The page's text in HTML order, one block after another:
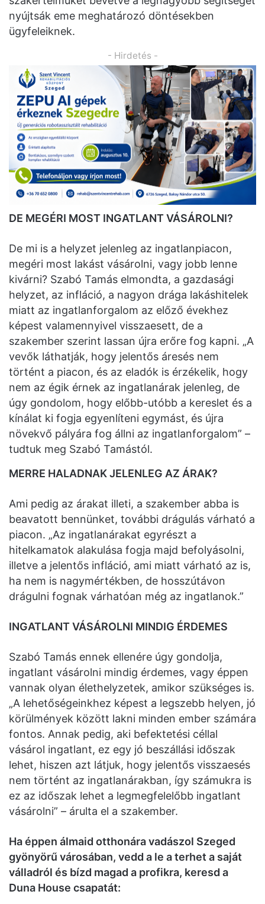
nyújtsák eme meghatározó döntésekben
ügyfeleiknek.
- Hirdetés -
DE MEGÉRI MOST INGATLANT VÁSÁROLNI?
De mi is a helyzet jelenleg az ingatlanpiacon,
megéri most lakást vásárolni, vagy jobb lenne
kivárni? Szabó Tamás elmondta, a gazdasági
helyzet, az infláció, a nagyon drága lakáshitelek
miatt az ingatlanforgalom az előző évekhez
képest valamennyivel visszaesett, de a
szakember szerint lassan újra erőre fog kapni. „A
vevők láthatják, hogy jelentős áresés nem
történt a piacon, és az eladók is érzékelik, hogy
nem az égik érnek az ingatlanárak jelenleg, de
úgy gondolom, hogy előbb-utóbb a kereslet és a
kínálat ki fogja egyenlíteni egymást, és újra
növekvő pályára fog állni az ingatlanforgalom” –
tudtuk meg Szabó Tamástól.
MERRE HALADNAK JELENLEG AZ ÁRAK?
Ami pedig az árakat illeti, a szakember abba is
beavatott bennünket, további drágulás várható a
piacon. „Az ingatlanárakat egyrészt a
hitelkamatok alakulása fogja majd befolyásolni,
illetve a jelentős infláció, ami miatt várható az is,
ha nem is nagymértékben, de hosszútávon
drágulni fognak várhatóan még az ingatlanok.”
INGATLANT VÁSÁROLNI MINDIG ÉRDEMES
Szabó Tamás ennek ellenére úgy gondolja,
ingatlant vásárolni mindig érdemes, vagy éppen
vannak olyan élethelyzetek, amikor szükséges is.
„A lehetőségeinkhez képest a legszebb helyen, jó
körülmények között lakni minden ember számára
fontos. Annak pedig, aki befektetési céllal
vásárol ingatlant, ez egy jó beszállási időszak
lehet, hiszen azt látjuk, hogy jelentős visszaesés
nem történt az ingatlanárakban, így számukra is
ez az időszak lehet a legmegfelelőbb ingatlant
vásárolni” – árulta el a szakember.
Ha éppen álmaid otthonára vadászol Szeged
gyönyörű városában, vedd a le a terhet a saját
válladról és bízd magad a profikra, keresd a
Duna House csapatát: